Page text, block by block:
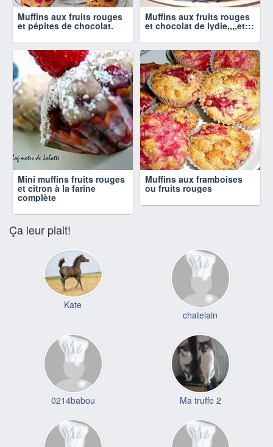
Muffins aux fruits rouges
et pépites de chocolat.
Muffins aux fruits rouges
et chocolat de lydie,,,,et:::
Mini muffins fruits rouges
et citron à la farine
complète
Muffins aux framboises
ou fruits rouges
Ça leur plait!
Kate
chatelain
0214babou Ma truffe 2